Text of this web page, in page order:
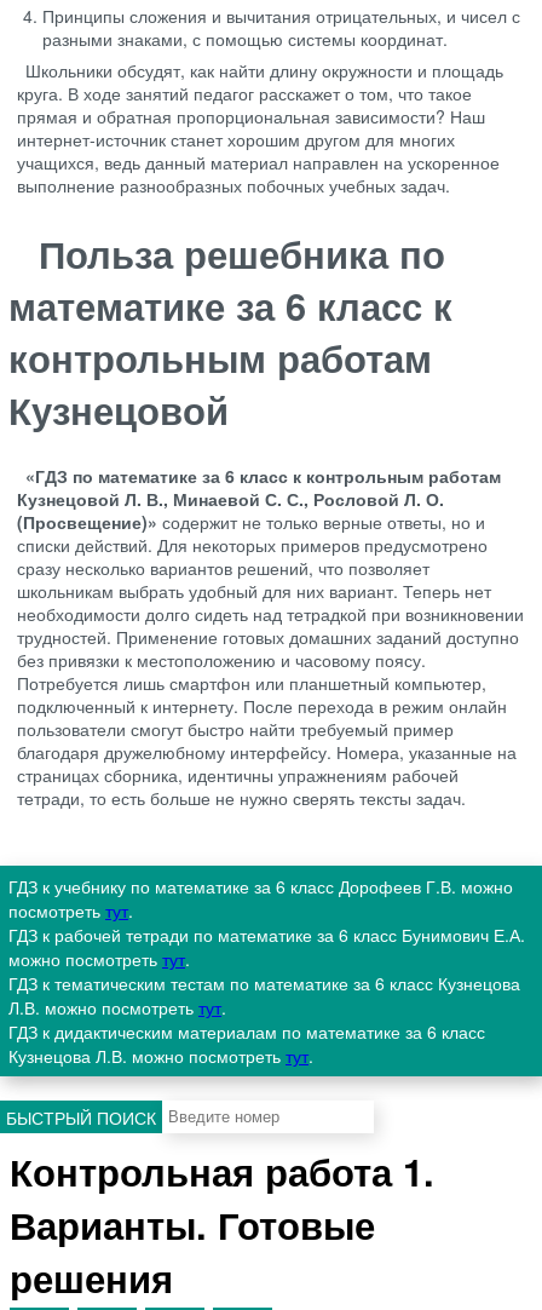
Принципы сложения и вычитания отрицательных, и чисел с
разными знаками, с помощью системы координат.
Школьники обсудят, как найти длину окружности и площадь
круга. В ходе занятий педагог расскажет о том, что такое
прямая и обратная пропорциональная зависимости? Наш
интернет-источник станет хорошим другом для многих
учащихся, ведь данный материал направлен на ускоренное
выполнение разнообразных побочных учебных задач.
Польза решебника по
математике за 6 класс к
контрольным работам
Кузнецовой
«ГДЗ по математике за 6 класс к контрольным работам
Кузнецовой Л. В., Минаевой С. С., Рословой Л. О.
(Просвещение)» содержит не только верные ответы, но и
списки действий. Для некоторых примеров предусмотрено
сразу несколько вариантов решений, что позволяет
школьникам выбрать удобный для них вариант. Теперь нет
необходимости долго сидеть над тетрадкой при возникновении
трудностей. Применение готовых домашних заданий доступно
без привязки к местоположению и часовому поясу.
Потребуется лишь смартфон или планшетный компьютер,
подключенный к интернету. После перехода в режим онлайн
пользователи смогут быстро найти требуемый пример
благодаря дружелюбному интерфейсу. Номера, указанные на
страницах сборника, идентичны упражнениям рабочей
тетради, то есть больше не нужно сверять тексты задач.
ГДЗ к учебнику по математике за 6 класс Дорофеев Г.В. можно
посмотреть тут.
ГДЗ к рабочей тетради по математике за 6 класс Бунимович Е.А.
можно посмотреть тут.
ГДЗ к тематическим тестам по математике за 6 класс Кузнецова
Л.В. можно посмотреть тут.
ГДЗ к дидактическим материалам по математике за 6 класс
Кузнецова Л.В. можно посмотреть тут.
БЫСТРЫЙ ПОИСК
Контрольная работа 1.
Варианты. Готовые
решения